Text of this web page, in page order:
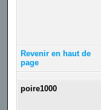
Revenir en haut de
page
poire1000